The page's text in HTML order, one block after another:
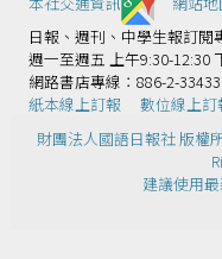
日報、週刊、中學生報訂閱
週一至週五 上午9:30-12:30
網路書店專線：886-2-
紙本線上訂報
數位線上訂
財團法人國語日報社 版權
建議使用